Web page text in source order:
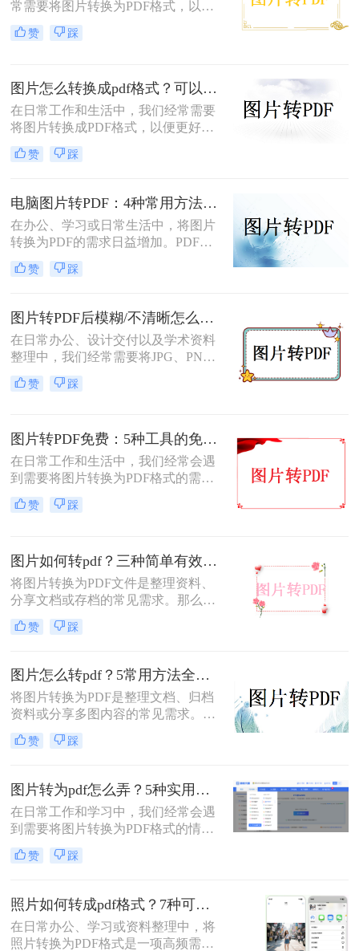
常需要将图片转换为PDF格式，以便
于分享、打印或存档。PDF文件因其
跨平台兼容性、保持格式不变以及安
片转换为PDF，无需花费任何费用即
可轻松完成转换。那么图片怎么免费
转PDF呢？本文将为您详细介绍几种
赞 踩
图片怎么转换成pdf格式？可以试试这4个转换方法！
在日常工作和生活中，我们经常需要
将图片转换成PDF格式，以便更好地
分享、保存或打印。那么图片怎么转
换成pdf格式呢？本文将介绍四种将图
赞 踩
电脑图片转PDF：4种常用方法按Windows和Mac系统分别推荐！
在办公、学习或日常生活中，将图片
转换为PDF的需求日益增加。PDF格
式因其跨平台兼容性、可编辑性和安
全性，成为文档分享和存储的首选。
作系统自带工具、专业软件及在线服
务，帮助您高效完成图片到PDF的转
换。
赞 踩
图片转PDF后模糊/不清晰怎么办？三种有效方法帮你解决！
在日常办公、设计交付以及学术资料
整理中，我们经常需要将JPG、PNG
等格式的图片合并转换为PDF文档。
然而，许多用户都遇到过这样一个令
变得模糊、边缘出现锯齿，甚至无法
进行高质量的打印。面对图片转PDF
后模糊/不清晰怎么办这一难题，很多
赞 踩
图片转PDF免费：5种工具的免费额度、水印和文件限制对比！
在日常工作和生活中，我们经常会遇
到需要将图片转换为PDF格式的需
求。无论是为了方便存档、分享或打
印，将图片转换为PDF格式是一项很
简便方法来帮助您免费将图片转换为
PDF格式。
赞 踩
图片如何转pdf？三种简单有效的方法分享！
将图片转换为PDF文件是整理资料、
分享文档或存档的常见需求。那么图
片如何转pdf呢？本文将介绍三种简单
有效的方法，助您快速完成转换。
赞 踩
图片怎么转pdf？5常用方法全攻略！
将图片转换为PDF是整理文档、归档
资料或分享多图内容的常见需求。那
么图片怎么转pdf呢？本文系统梳理5
类主流方法，助你快速实现图片转
赞 踩
图片转为pdf怎么弄？5种实用转换方法详解！
在日常工作和学习中，我们经常会遇
到需要将图片转换为PDF格式的情
况。无论是整理证件照片、制作电子
相册，还是将扫描的文档统一格式，
掌握的基本技能。PDF格式具有跨平
台兼容性好、文件体积相对较小、易
于分享等优点，因此成为文档处理的
首选格式。本文将详细介绍5种实用
赞 踩
照片如何转成pdf格式？7种可靠方法详解！
在日常办公、学习或资料整理中，将
照片转换为PDF格式是一项高频需